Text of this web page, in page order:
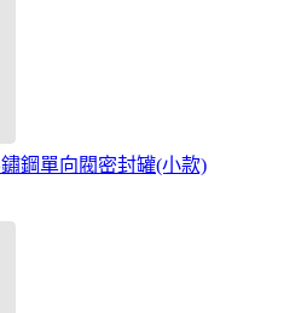
鋼單向閥密封罐(小款)